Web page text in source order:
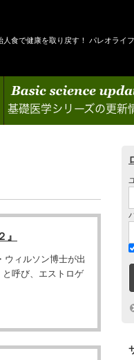
人食で健康を取り戻す！ パレオライ
基礎医学シリーズの更新情報
ウィルソン博士が出
呼び、エストロゲ